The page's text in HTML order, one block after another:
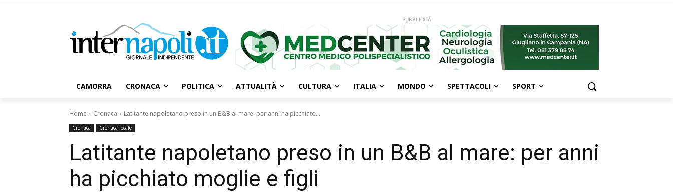
PUBBLICITÀ
CAMORRA CRONACA POLITICA ATTUALITÀ CULTURA ITALIA MONDO SPETTACOLI SPORT
Home Cronaca Latitante napoletano preso in un B&B al mare: per anni ha picchiato...
Cronaca Cronaca locale
Latitante napoletano preso in un B&B al mare: per anni
ha picchiato moglie e figli